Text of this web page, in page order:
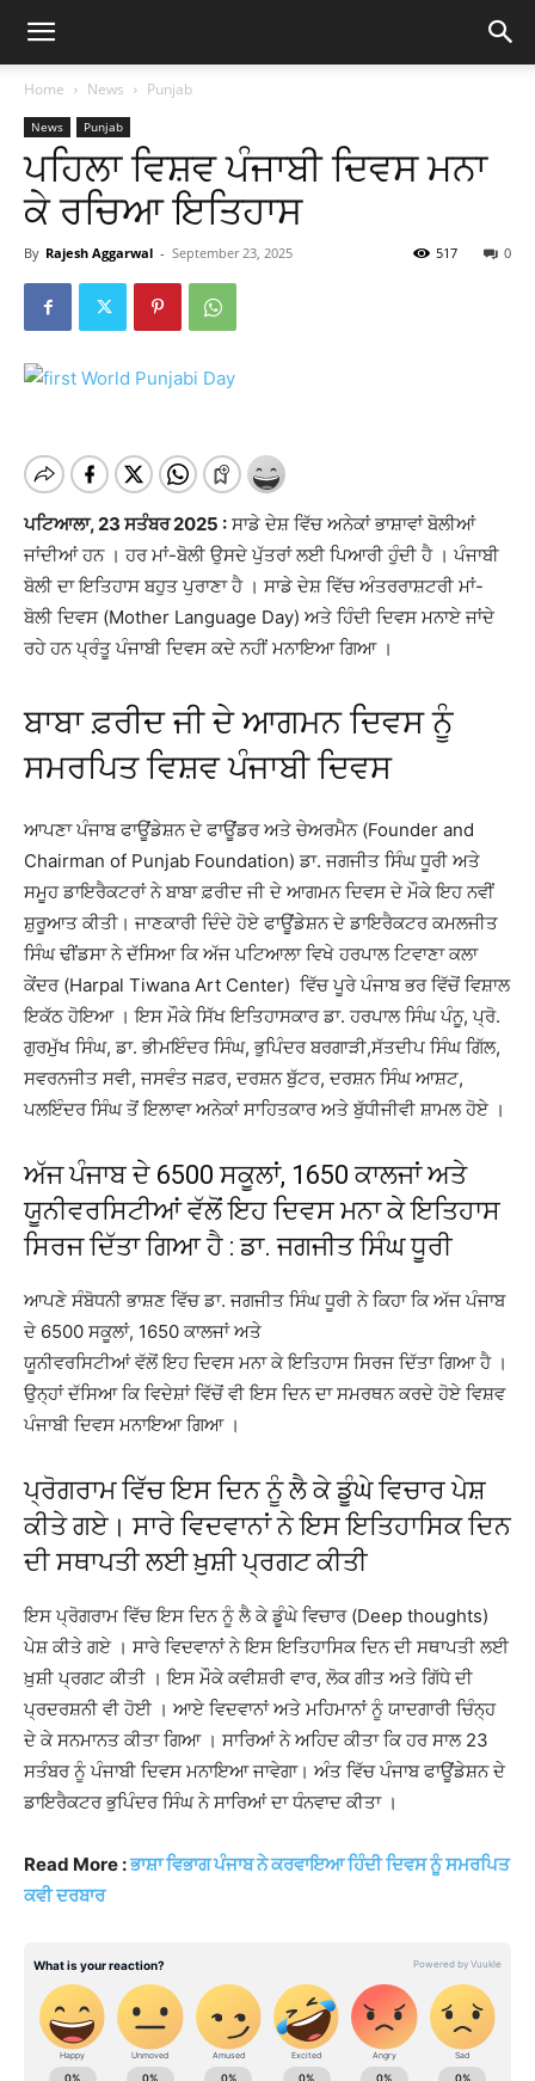
Home News Punjab
News Punjab
ਪਹਿਲਾ ਵਿਸ਼ਵ ਪੰਜਾਬੀ ਦਿਵਸ ਮਨਾ
ਕੇ ਰਚਿਆ ਇਤਿਹਾਸ
By Rajesh Aggarwal - September 23, 2025 0
517
ਪਟਿਆਲਾ, 23 ਸਤੰਬਰ 2025 : ਸਾਡੇ ਦੇਸ਼ ਵਿੱਚ ਅਨੇਕਾਂ ਭਾਸ਼ਾਵਾਂ ਬੋਲੀਆਂ
ਜਾਂਦੀਆਂ ਹਨ । ਹਰ ਮਾਂ-ਬੋਲੀ ਉਸਦੇ ਪੁੱਤਰਾਂ ਲਈ ਪਿਆਰੀ ਹੁੰਦੀ ਹੈ । ਪੰਜਾਬੀ
ਬੋਲੀ ਦਾ ਇਤਿਹਾਸ ਬਹੁਤ ਪੁਰਾਣਾ ਹੈ । ਸਾਡੇ ਦੇਸ਼ ਵਿੱਚ ਅੰਤਰਰਾਸ਼ਟਰੀ ਮਾਂ-
ਬੋਲੀ ਦਿਵਸ (Mother Language Day) ਅਤੇ ਹਿੰਦੀ ਦਿਵਸ ਮਨਾਏ ਜਾਂਦੇ
ਰਹੇ ਹਨ ਪ੍ਰੰਤੂ ਪੰਜਾਬੀ ਦਿਵਸ ਕਦੇ ਨਹੀਂ ਮਨਾਇਆ ਗਿਆ ।
ਬਾਬਾ ਫ਼ਰੀਦ ਜੀ ਦੇ ਆਗਮਨ ਦਿਵਸ ਨੂੰ
ਸਮਰਪਿਤ ਵਿਸ਼ਵ ਪੰਜਾਬੀ ਦਿਵਸ
ਆਪਣਾ ਪੰਜਾਬ ਫਾਊਂਡੇਸ਼ਨ ਦੇ ਫਾਊਂਡਰ ਅਤੇ ਚੇਅਰਮੈਨ (Founder and
Chairman of Punjab Foundation) ਡਾ. ਜਗਜੀਤ ਸਿੰਘ ਧੂਰੀ ਅਤੇ
ਸਮੂਹ ਡਾਇਰੈਕਟਰਾਂ ਨੇ ਬਾਬਾ ਫ਼ਰੀਦ ਜੀ ਦੇ ਆਗਮਨ ਦਿਵਸ ਦੇ ਮੌਕੇ ਇਹ ਨਵੀਂ
ਸ਼ੁਰੂਆਤ ਕੀਤੀ। ਜਾਣਕਾਰੀ ਦਿੰਦੇ ਹੋਏ ਫਾਊਂਡੇਸ਼ਨ ਦੇ ਡਾਇਰੈਕਟਰ ਕਮਲਜੀਤ
ਸਿੰਘ ਢੀਂਡਸਾ ਨੇ ਦੱਸਿਆ ਕਿ ਅੱਜ ਪਟਿਆਲਾ ਵਿਖੇ ਹਰਪਾਲ ਟਿਵਾਣਾ ਕਲਾ
ਕੇਂਦਰ (Harpal Tiwana Art Center) ਵਿੱਚ ਪੂਰੇ ਪੰਜਾਬ ਭਰ ਵਿੱਚੋਂ ਵਿਸ਼ਾਲ
ਇਕੱਠ ਹੋਇਆ । ਇਸ ਮੌਕੇ ਸਿੱਖ ਇਤਿਹਾਸਕਾਰ ਡਾ. ਹਰਪਾਲ ਸਿੰਘ ਪੰਨੂ, ਪ੍ਰੋ.
ਗੁਰਮੁੱਖ ਸਿੰਘ, ਡਾ. ਭੀਮਇੰਦਰ ਸਿੰਘ, ਭੁਪਿੰਦਰ ਬਰਗਾੜੀ,ਸੱਤਦੀਪ ਸਿੰਘ ਗਿੱਲ,
ਸਵਰਨਜੀਤ ਸਵੀ, ਜਸਵੰਤ ਜਫ਼ਰ, ਦਰਸ਼ਨ ਬੁੱਟਰ, ਦਰਸ਼ਨ ਸਿੰਘ ਆਸ਼ਟ,
ਪਲਇੰਦਰ ਸਿੰਘ ਤੋਂ ਇਲਾਵਾ ਅਨੇਕਾਂ ਸਾਹਿਤਕਾਰ ਅਤੇ ਬੁੱਧੀਜੀਵੀ ਸ਼ਾਮਲ ਹੋਏ ।
ਅੱਜ ਪੰਜਾਬ ਦੇ 6500 ਸਕੂਲਾਂ, 1650 ਕਾਲਜਾਂ ਅਤੇ
ਯੂਨੀਵਰਸਿਟੀਆਂ ਵੱਲੋਂ ਇਹ ਦਿਵਸ ਮਨਾ ਕੇ ਇਤਿਹਾਸ
ਸਿਰਜ ਦਿੱਤਾ ਗਿਆ ਹੈ : ਡਾ. ਜਗਜੀਤ ਸਿੰਘ ਧੂਰੀ
ਆਪਣੇ ਸੰਬੋਧਨੀ ਭਾਸ਼ਣ ਵਿੱਚ ਡਾ. ਜਗਜੀਤ ਸਿੰਘ ਧੂਰੀ ਨੇ ਕਿਹਾ ਕਿ ਅੱਜ ਪੰਜਾਬ
ਦੇ 6500 ਸਕੂਲਾਂ, 1650 ਕਾਲਜਾਂ ਅਤੇ
ਯੂਨੀਵਰਸਿਟੀਆਂ ਵੱਲੋਂ ਇਹ ਦਿਵਸ ਮਨਾ ਕੇ ਇਤਿਹਾਸ ਸਿਰਜ ਦਿੱਤਾ ਗਿਆ ਹੈ ।
ਉਨ੍ਹਾਂ ਦੱਸਿਆ ਕਿ ਵਿਦੇਸ਼ਾਂ ਵਿੱਚੋਂ ਵੀ ਇਸ ਦਿਨ ਦਾ ਸਮਰਥਨ ਕਰਦੇ ਹੋਏ ਵਿਸ਼ਵ
ਪੰਜਾਬੀ ਦਿਵਸ ਮਨਾਇਆ ਗਿਆ ।
ਪ੍ਰੋਗਰਾਮ ਵਿੱਚ ਇਸ ਦਿਨ ਨੂੰ ਲੈ ਕੇ ਡੂੰਘੇ ਵਿਚਾਰ ਪੇਸ਼
ਕੀਤੇ ਗਏ। ਸਾਰੇ ਵਿਦਵਾਨਾਂ ਨੇ ਇਸ ਇਤਿਹਾਸਿਕ ਦਿਨ
ਦੀ ਸਥਾਪਤੀ ਲਈ ਖ਼ੁਸ਼ੀ ਪ੍ਰਗਟ ਕੀਤੀ
ਇਸ ਪ੍ਰੋਗਰਾਮ ਵਿੱਚ ਇਸ ਦਿਨ ਨੂੰ ਲੈ ਕੇ ਡੂੰਘੇ ਵਿਚਾਰ (Deep thoughts)
ਪੇਸ਼ ਕੀਤੇ ਗਏ । ਸਾਰੇ ਵਿਦਵਾਨਾਂ ਨੇ ਇਸ ਇਤਿਹਾਸਿਕ ਦਿਨ ਦੀ ਸਥਾਪਤੀ ਲਈ
ਖ਼ੁਸ਼ੀ ਪ੍ਰਗਟ ਕੀਤੀ । ਇਸ ਮੌਕੇ ਕਵੀਸ਼ਰੀ ਵਾਰ, ਲੋਕ ਗੀਤ ਅਤੇ ਗਿੱਧੇ ਦੀ
ਪ੍ਰਦਰਸ਼ਨੀ ਵੀ ਹੋਈ । ਆਏ ਵਿਦਵਾਨਾਂ ਅਤੇ ਮਹਿਮਾਨਾਂ ਨੂੰ ਯਾਦਗਾਰੀ ਚਿੰਨ੍ਹ
ਦੇ ਕੇ ਸਨਮਾਨਤ ਕੀਤਾ ਗਿਆ । ਸਾਰਿਆਂ ਨੇ ਅਹਿਦ ਕੀਤਾ ਕਿ ਹਰ ਸਾਲ 23
ਸਤੰਬਰ ਨੂੰ ਪੰਜਾਬੀ ਦਿਵਸ ਮਨਾਇਆ ਜਾਵੇਗਾ। ਅੰਤ ਵਿੱਚ ਪੰਜਾਬ ਫਾਊਂਡੇਸ਼ਨ ਦੇ
ਡਾਇਰੈਕਟਰ ਭੁਪਿੰਦਰ ਸਿੰਘ ਨੇ ਸਾਰਿਆਂ ਦਾ ਧੰਨਵਾਦ ਕੀਤਾ ।
Read More :ਭਾਸ਼ਾ ਵਿਭਾਗ ਪੰਜਾਬ ਨੇ ਕਰਵਾਇਆ ਹਿੰਦੀ ਦਿਵਸ ਨੂੰ ਸਮਰਪਿਤ
ਕਵੀ ਦਰਬਾਰ